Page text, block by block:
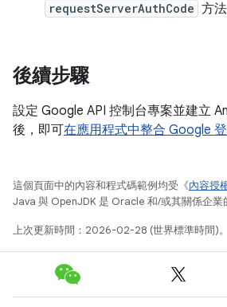
requestServerAuthCode 方法
後續步驟
設定 Google API 控制台專案並建立
後，即可在應用程式中整合 Google
這個頁面中的內容和程式碼範例均受《內容授
Java 與 OpenJDK 是 Oracle 和/或其關係企業
上次更新時間：2026-02-28 (世界標準時間)。